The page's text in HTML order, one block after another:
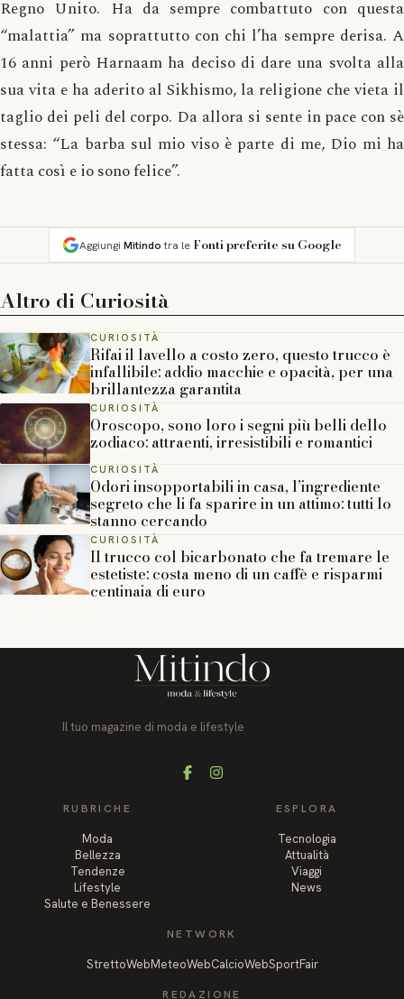
Regno Unito. Ha da sempre combattuto con questa
“malattia” ma soprattutto con chi l’ha sempre derisa. A
16 anni però Harnaam ha deciso di dare una svolta alla
sua vita e ha aderito al Sikhismo, la religione che vieta il
taglio dei peli del corpo. Da allora si sente in pace con sè
stessa: “La barba sul mio viso è parte di me, Dio mi ha
fatta così e io sono felice”.
Aggiungi Mitindotra le Fonti preferite su Google
Altro di Curiosità
CURIOSITÀ
Rifai il lavello a costo zero, questo trucco è
infallibile: addio macchie e opacità, per una
brillantezza garantita
CURIOSITÀ
Oroscopo, sono loro i segni più belli dello
zodiaco: attraenti, irresistibili e romantici
CURIOSITÀ
Odori insopportabili in casa, l’ingrediente
segreto che li fa sparire in un attimo: tutti lo
stanno cercando
CURIOSITÀ
Il trucco col bicarbonato che fa tremare le
estetiste: costa meno di un caffè e risparmi
centinaia di euro
Il tuo magazine di moda e lifestyle
FacebookInstagram
RUBRICHE
Moda
Bellezza
Tendenze
Lifestyle
Salute e Benessere
ESPLORA
Tecnologia
Attualità
Viaggi
News
NETWORK
StrettoWebMeteoWebCalcioWebSportFair
REDAZIONE